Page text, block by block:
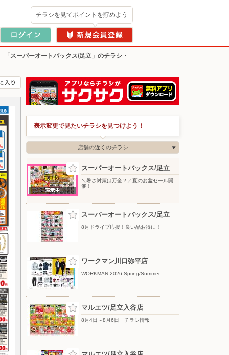
チラシを見てポイントを貯めよう
「スーパーオートバックス/足立」のチラシ・
表示変更で見たいチラシを見つけよう！
店舗の近くのチラシ
スーパーオートバックス/足立
＼暑さ対策は万全？／夏のお盆セール開
催！
スーパーオートバックス/足立
8月ドライブ応援！良い品お得に！
ワークマン川口弥平店
WORKMAN 2026 Spring/Summer …
マルエツ/足立入谷店
8月4日～8月6日 チラシ情報